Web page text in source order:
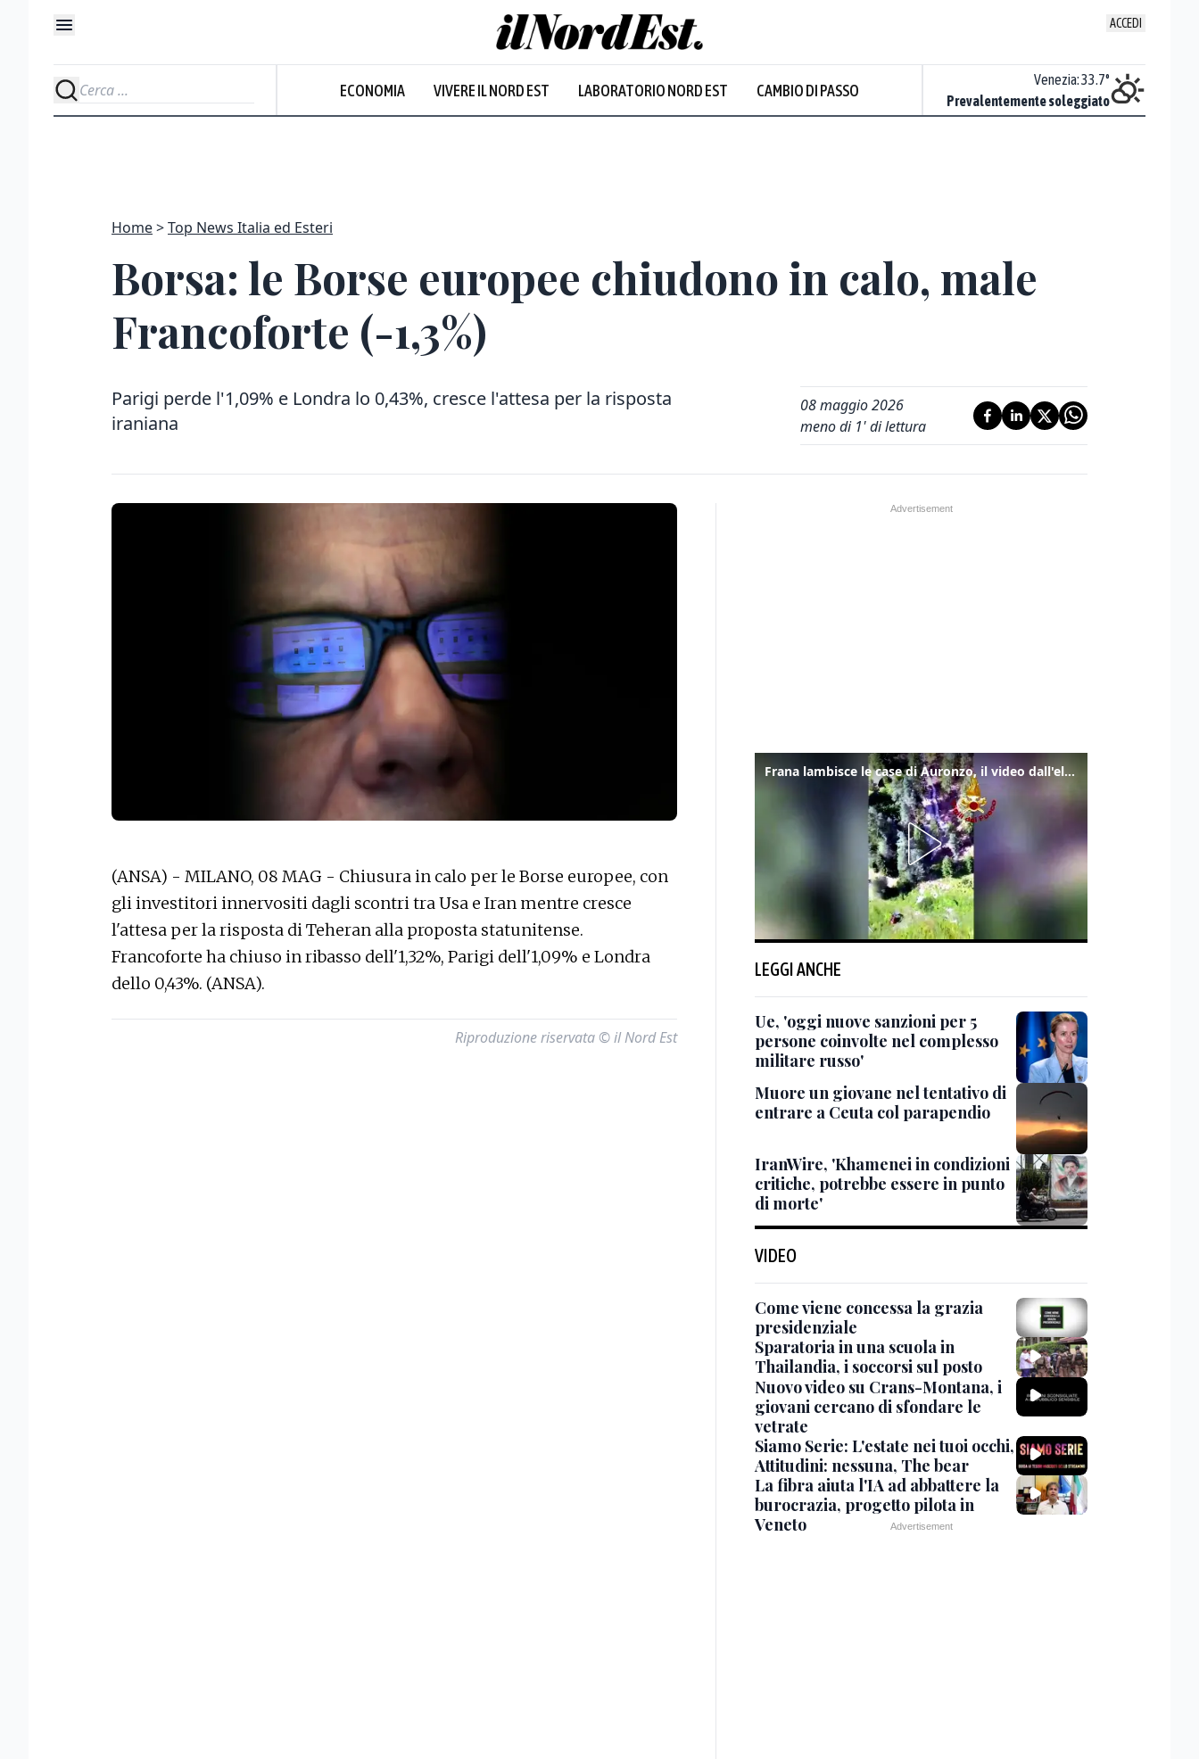
ACCEDI
ECONOMIA VIVERE IL NORD EST LABORATORIO NORD EST CAMBIO DI PASSO
Nuvoloso
Venezia:33.7°
Prevalentemente soleggiato
Home Top News Italia ed Esteri
Borsa: le Borse europee chiudono in calo, male
Francoforte (-1,3%)
Parigi perde l'1,09% e Londra lo 0,43%, cresce l'attesa per la risposta
iraniana
08 maggio 2026
meno di 1' di lettura
(ANSA) - MILANO, 08 MAG - Chiusura in calo per le Borse europee, con
gli investitori innervositi dagli scontri tra Usa e Iran mentre cresce
l'attesa per la risposta di Teheran alla proposta statunitense.
Francoforte ha chiuso in ribasso dell'1,32%, Parigi dell'1,09% e Londra
dello 0,43%. (ANSA).
Riproduzione riservata © il Nord Est
Frana lambisce le case di Auronzo, il video dall'elicottero dei vigili del fuoco
LEGGI ANCHE
Ue, 'oggi nuove sanzioni per 5
persone coinvolte nel complesso
militare russo'
Muore un giovane nel tentativo di
entrare a Ceuta col parapendio
IranWire, 'Khamenei in condizioni
critiche, potrebbe essere in punto
di morte'
VIDEO
Come viene concessa la grazia
presidenziale
Sparatoria in una scuola in
Thailandia, i soccorsi sul posto
Nuovo video su Crans-Montana, i
giovani cercano di sfondare le
vetrate
Siamo Serie: L'estate nei tuoi occhi,
Attitudini: nessuna, The bear
La fibra aiuta l'IA ad abbattere la
burocrazia, progetto pilota in
Veneto